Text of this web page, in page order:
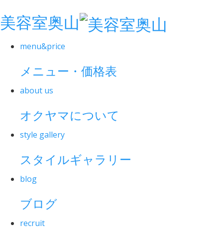
美容室奥山
menu&price
メニュー・価格表
about us
オクヤマについて
style gallery
スタイルギャラリー
blog
ブログ
recruit